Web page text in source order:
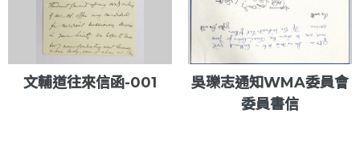
文輔道往來信函-001
吳瓅志通知WMA委員會
委員書信